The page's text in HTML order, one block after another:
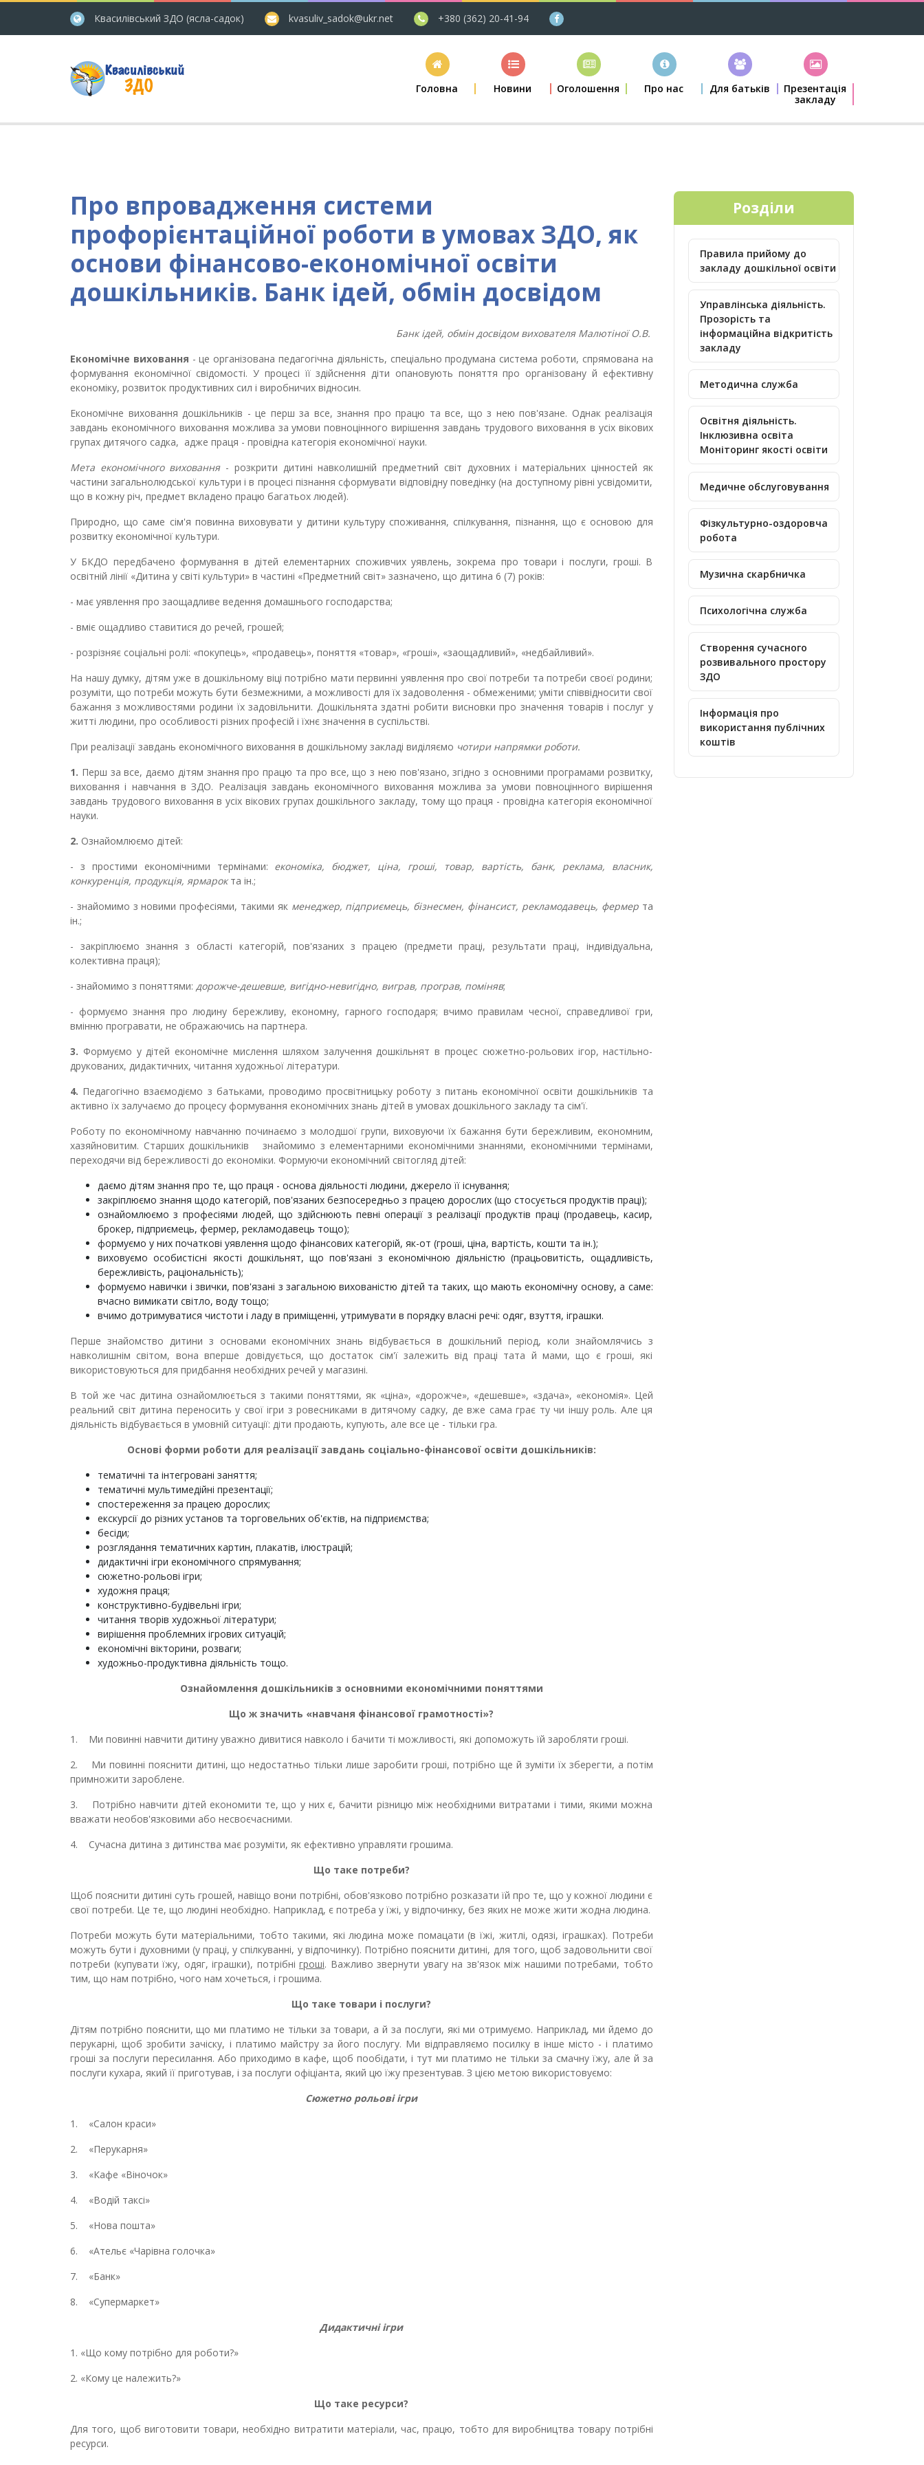
Квасилівський ЗДО (ясла-садок) kvasuliv_sadok@ukr.net +380 (362) 20-41-94
Головна Новини Оголошення Про нас Для батьків
Презентація
закладу
Про впровадження системи
профорієнтаційної роботи в умовах ЗДО, як
основи фінансово-економічної освіти
дошкільників. Банк ідей, обмін досвідом
Банк ідей, обмін досвідом вихователя Малютіної О.В.
Економічне виховання - це організована педагогічна діяльність, спеціально продумана система роботи, спрямована на
формування економічної свідомості. У процесі її здійснення діти опановують поняття про організовану й ефективну
економіку, розвиток продуктивних сил і виробничих відносин.
Економічне виховання дошкільників - це перш за все, знання про працю та все, що з нею пов'язане. Однак реалізація
завдань економічного виховання можлива за умови повноцінного вирішення завдань трудового виховання в усіх вікових
групах дитячого садка, адже праця - провідна категорія економічної науки.
Мета економічного виховання- розкрити дитині навколишній предметний світ духовних і матеріальних цінностей як
частини загальнолюдської культури і в процесі пізнання сформувати відповідну поведінку (на доступному рівні усвідомити,
що в кожну річ, предмет вкладено працю багатьох людей).
Природно, що саме сім'я повинна виховувати у дитини культуру споживання, спілкування, пізнання, що є основою для
розвитку економічної культури.
У БКДО передбачено формування в дітей елементарних споживчих уявлень, зокрема про товари і послуги, гроші. В
освітній лінії «Дитина у світі культури» в частині «Предметний світ» зазначено, що дитина 6 (7) років:
- має уявлення про заощадливе ведення домашнього господарства;
- вміє ощадливо ставитися до речей, грошей;
- розрізняє соціальні ролі: «покупець», «продавець», поняття «товар», «гроші», «заощадливий», «недбайливий».
На нашу думку, дітям уже в дошкільному віці потрібно мати первинні уявлення про свої потреби та потреби своєї родини;
розуміти, що потреби можуть бути безмежними, а можливості для їх задоволення - обмеженими; уміти співвідносити свої
бажання з можливостями родини їх задовільнити. Дошкільнята здатні робити висновки про значення товарів і послуг у
житті людини, про особливості різних професій і їхнє значення в суспільстві.
При реалізації завдань економічного виховання в дошкільному закладі виділяємо чотири напрямки роботи.
1. Перш за все, даємо дітям знання про працю та про все, що з нею пов'язано, згідно з основними програмами розвитку,
виховання і навчання в ЗДО. Реалізація завдань економічного виховання можлива за умови повноцінного вирішення
завдань трудового виховання в усіх вікових групах дошкільного закладу, тому що праця - провідна категорія економічної
науки.
2. Ознайомлюємо дітей:
- з простими економічними термінами: економіка, бюджет, ціна, гроші, товар, вартість, банк, реклама, власник,
конкуренція, продукція, ярмарокта ін.;
- знайомимо з новими професіями, такими як менеджер, підприємець, бізнесмен, фінансист, рекламодавець, фермерта
ін.;
- закріплюємо знання з області категорій, пов'язаних з працею (предмети праці, результати праці, індивідуальна,
колективна праця);
- знайомимо з поняттями: дорожче-дешевше, вигідно-невигідно, виграв, програв, поміняв;
- формуємо знання про людину бережливу, економну, гарного господаря; вчимо правилам чесної, справедливої гри,
вмінню програвати, не ображаючись на партнера.
3. Формуємо у дітей економічне мислення шляхом залучення дошкільнят в процес сюжетно-рольових ігор, настільно-
друкованих, дидактичних, читання художньої літератури.
4. Педагогічно взаємодіємо з батьками, проводимо просвітницьку роботу з питань економічної освіти дошкільників та
активно їх залучаємо до процесу формування економічних знань дітей в умовах дошкільного закладу та сім'ї.
Роботу по економічному навчанню починаємо з молодшої групи, виховуючи їх бажання бути бережливим, економним,
хазяйновитим. Старших дошкільників знайомимо з елементарними економічними знаннями, економічними термінами,
переходячи від бережливості до економіки. Формуючи економічний світогляд дітей:
даємо дітям знання про те, що праця - основа діяльності людини, джерело її існування;
закріплюємо знання щодо категорій, пов'язаних безпосередньо з працею дорослих (що стосується продуктів праці);
ознайомлюємо з професіями людей, що здійснюють певні операції з реалізації продуктів праці (продавець, касир,
брокер, підприємець, фермер, рекламодавець тощо);
формуємо у них початкові уявлення щодо фінансових категорій, як-от (гроші, ціна, вартість, кошти та ін.);
виховуємо особистісні якості дошкільнят, що пов'язані з економічною діяльністю (працьовитість, ощадливість,
бережливість, раціональність);
формуємо навички і звички, пов'язані з загальною вихованістю дітей та таких, що мають економічну основу, а саме:
вчасно вимикати світло, воду тощо;
вчимо дотримуватися чистоти і ладу в приміщенні, утримувати в порядку власні речі: одяг, взуття, іграшки.
Перше знайомство дитини з основами економічних знань відбувається в дошкільний період, коли знайомлячись з
навколишнім світом, вона вперше довідується, що достаток сім'ї залежить від праці тата й мами, що є гроші, які
використовуються для придбання необхідних речей у магазині.
В той же час дитина ознайомлюється з такими поняттями, як «ціна», «дорожче», «дешевше», «здача», «економія». Цей
реальний світ дитина переносить у свої ігри з ровесниками в дитячому садку, де вже сама грає ту чи іншу роль. Але ця
діяльність відбувається в умовній ситуації: діти продають, купують, але все це - тільки гра.
Основі форми роботи для реалізації завдань соціально-фінансової освіти дошкільників:
тематичні та інтегровані заняття;
тематичні мультимедійні презентації;
спостереження за працею дорослих;
екскурсії до різних установ та торговельних об'єктів, на підприємства;
бесіди;
розглядання тематичних картин, плакатів, ілюстрацій;
дидактичні ігри економічного спрямування;
сюжетно-рольові ігри;
художня праця;
конструктивно-будівельні ігри;
читання творів художньої літератури;
вирішення проблемних ігрових ситуацій;
економічні вікторини, розваги;
художньо-продуктивна діяльність тощо.
Ознайомлення дошкільників з основними економічними поняттями
Що ж значить «навчаня фінансової грамотності»?
1. Ми повинні навчити дитину уважно дивитися навколо і бачити ті можливості, які допоможуть їй заробляти гроші.
2. Ми повинні пояснити дитині, що недостатньо тільки лише заробити гроші, потрібно ще й зуміти їх зберегти, а потім
примножити зароблене.
3. Потрібно навчити дітей економити те, що у них є, бачити різницю між необхідними витратами і тими, якими можна
вважати необов'язковими або несвоєчасними.
4. Сучасна дитина з дитинства має розуміти, як ефективно управляти грошима.
Що таке потреби?
Щоб пояснити дитині суть грошей, навіщо вони потрібні, обов'язково потрібно розказати їй про те, що у кожної людини є
свої потреби. Це те, що людині необхідно. Наприклад, є потреба у їжі, у відпочинку, без яких не може жити жодна людина.
Потреби можуть бути матеріальними, тобто такими, які людина може помацати (в їжі, житлі, одязі, іграшках). Потреби
можуть бути і духовними (у праці, у спілкуванні, у відпочинку). Потрібно пояснити дитині, для того, щоб задовольнити свої
потреби (купувати їжу, одяг, іграшки), потрібні гроші. Важливо звернути увагу на зв'язок між нашими потребами, тобто
тим, що нам потрібно, чого нам хочеться, і грошима.
Що таке товари і послуги?
Дітям потрібно пояснити, що ми платимо не тільки за товари, а й за послуги, які ми отримуємо. Наприклад, ми йдемо до
перукарні, щоб зробити зачіску, і платимо майстру за його послугу. Ми відправляємо посилку в інше місто - і платимо
гроші за послуги пересилання. Або приходимо в кафе, щоб пообідати, і тут ми платимо не тільки за смачну їжу, але й за
послуги кухара, який її приготував, і за послуги офіціанта, який цю їжу презентував. З цією метою використовуємо:
Сюжетно рольові ігри
1. «Салон краси»
2. «Перукарня»
3. «Кафе «Віночок»
4. «Водій таксі»
5. «Нова пошта»
6. «Ательє «Чарівна голочка»
7. «Банк»
8. «Супермаркет»
Дидактичні ігри
1. «Що кому потрібно для роботи?»
2. «Кому це належить?»
Що таке ресурси?
Для того, щоб виготовити товари, необхідно витратити матеріали, час, працю, тобто для виробництва товару потрібні
ресурси.
Розділи
Правила прийому до
закладу дошкільної освіти
Управлінська діяльність.
Прозорість та
інформаційна відкритість
закладу
Методична служба
Освітня діяльність.
Інклюзивна освіта
Моніторинг якості освіти
Медичне обслуговування
Фізкультурно-оздоровча
робота
Музична скарбничка
Психологічна служба
Створення сучасного
розвивального простору
ЗДО
Інформація про
використання публічних
коштів